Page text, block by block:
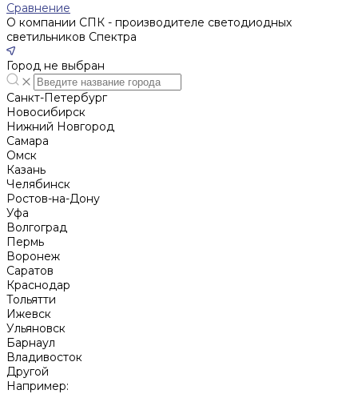
Сравнение
О компании СПК - производителе светодиодных
светильников Спектра
Город не выбран
Санкт-Петербург
Новосибирск
Нижний Новгород
Cамара
Омск
Казань
Челябинск
Ростов-на-Дону
Уфа
Волгоград
Пермь
Воронеж
Саратов
Краснодар
Тольятти
Ижевск
Ульяновск
Барнаул
Владивосток
Другой
Например: